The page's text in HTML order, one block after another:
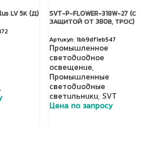
LV 5К (Д)
SVT-P-FLOWER-318W-27 (С
ЗАЩИТОЙ ОТ 380В, ТРОС)
1bb9df1eb547
Промышленное
светодиодное
освещение,
Промышленные
светодиодные
светильники, SVT
Цена по запросу